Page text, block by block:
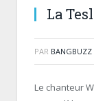
La
PAR BANGBUZZ
Le chanteur